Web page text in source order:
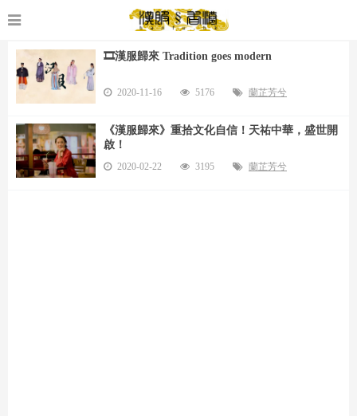
🎞️漢服歸來 Tradition goes modern
2020-11-16 5176 蘭芷芳兮
《漢服歸來》重拾文化自信！天祐中華，盛世開
啟！
2020-02-22 3195 蘭芷芳兮